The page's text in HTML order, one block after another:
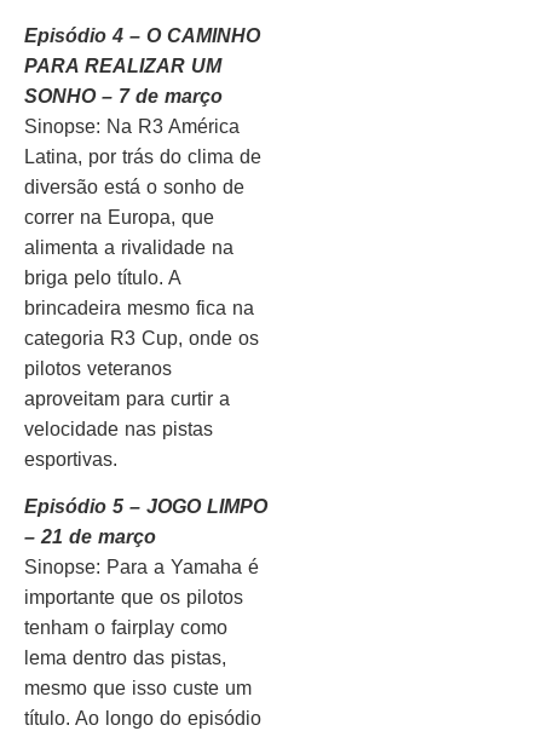
Episódio 4 – O CAMINHO
PARA REALIZAR UM
SONHO – 7 de março
Sinopse: Na R3 América
Latina, por trás do clima de
diversão está o sonho de
correr na Europa, que
alimenta a rivalidade na
briga pelo título. A
brincadeira mesmo fica na
categoria R3 Cup, onde os
pilotos veteranos
aproveitam para curtir a
velocidade nas pistas
esportivas.
Episódio 5 – JOGO LIMPO
– 21 de março
Sinopse: Para a Yamaha é
importante que os pilotos
tenham o fairplay como
lema dentro das pistas,
mesmo que isso custe um
título. Ao longo do episódio